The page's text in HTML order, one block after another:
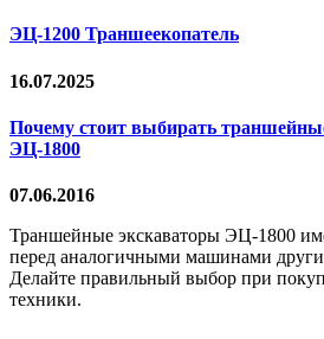
ЭЦ-1200 Траншеекопатель
16.07.2025
Почему стоит выбирать
ЭЦ-1800
07.06.2016
Траншейные экскаваторы ЭЦ-1800
перед аналогичными машинами
Делайте правильный выбор при
техники.